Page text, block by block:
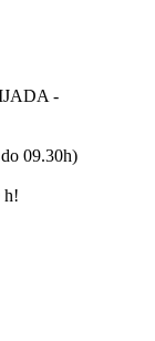
-
09.30h)
h!